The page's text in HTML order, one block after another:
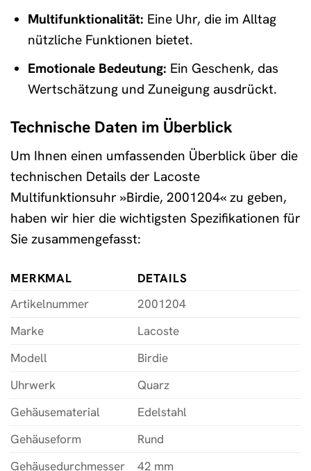
Multifunktionalität: Eine Uhr, die im Alltag
nützliche Funktionen bietet.
Emotionale Bedeutung: Ein Geschenk, das
Wertschätzung und Zuneigung ausdrückt.
Technische Daten im Überblick
Um Ihnen einen umfassenden Überblick über die
technischen Details der Lacoste
Multifunktionsuhr »Birdie, 2001204« zu geben,
haben wir hier die wichtigsten Spezifikationen für
Sie zusammengefasst:
MERKMAL
DETAILS
Artikelnummer
2001204
Marke
Lacoste
Modell
Birdie
Uhrwerk
Quarz
Gehäusematerial
Edelstahl
Gehäuseform
Rund
Gehäusedurchmesser
42 mm